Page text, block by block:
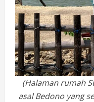
(Halaman rumah
asal Bedono yang